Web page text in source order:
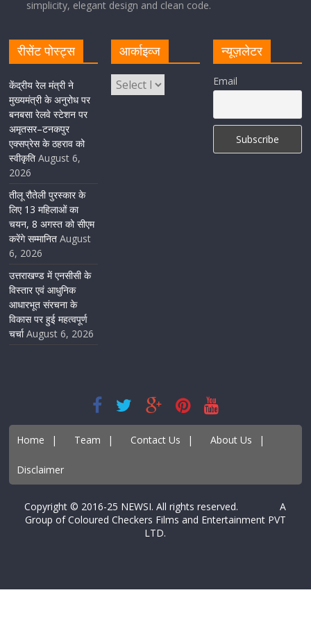
विकास योजनाओं का लोकार्पण-शिलान्यास
simplicity, elegant design and clean code.
रीसेंट पोस्ट्स
केंद्रीय रेल मंत्री ने
मुख्यमंत्री के अनुरोध पर
बनबसा रेलवे स्टेशन पर
अमृतसर–टनकपुर
एक्सप्रेस के ठहराव को
स्वीकृति August 6,
2026
तीलू रौतेली पुरस्कार के
लिए 13 महिलाओं का
चयन, 8 अगस्त को सीएम
करेंगे सम्मानित August
6, 2026
उत्तराखण्ड में एनसीसी के
विस्तार एवं आधुनिक
आधारभूत संरचना के
विकास पर हुई महत्वपूर्ण
चर्चा August 6, 2026
आर्काइव्ज न्यूज़लेटर
Email
Home | Team | Contact Us | About Us |
Disclaimer
Copyright © 2016-25 NEWSI. All rights reserved. A
Group of Coloured Checkers Films and Entertainment PVT
LTD.